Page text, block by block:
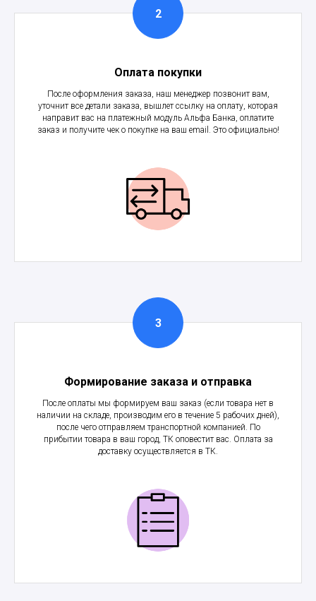
Оплата покупки
После оформления заказа, наш менеджер позвонит вам,
уточнит все детали заказа, вышлет ссылку на оплату, которая
направит вас на платежный модуль Альфа Банка, оплатите
заказ и получите чек о покупке на ваш email. Это официально!
Формирование заказа и отправка
После оплаты мы формируем ваш заказ (если товара нет в
наличии на складе, производим его в течение 5 рабочих дней),
после чего отправляем транспортной компанией. По
прибытии товара в ваш город, ТК оповестит вас. Оплата за
доставку осуществляется в ТК.